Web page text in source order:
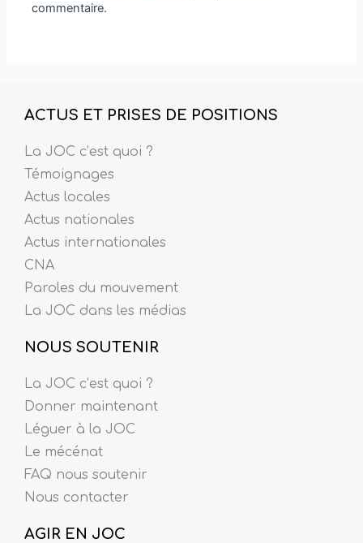
commentaire.
ACTUS ET PRISES DE POSITIONS
La JOC c’est quoi ?
Témoignages
Actus locales
Actus nationales
Actus internationales
CNA
Paroles du mouvement
La JOC dans les médias
NOUS SOUTENIR
La JOC c’est quoi ?
Donner maintenant
Léguer à la JOC
Le mécénat
FAQ nous soutenir
Nous contacter
AGIR EN JOC